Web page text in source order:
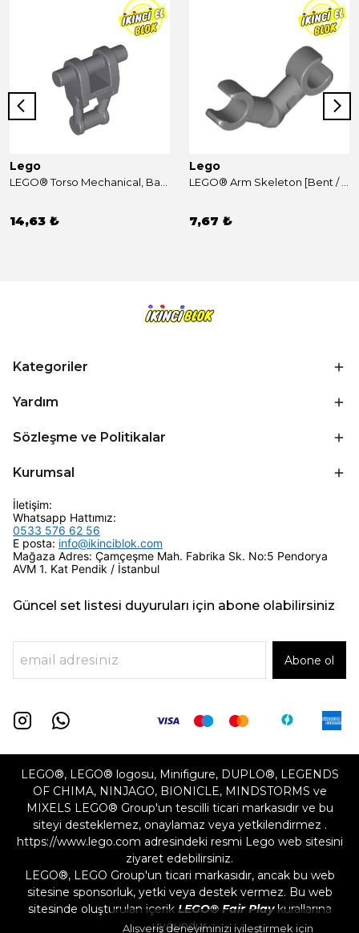
Alışveriş deneyiminizi iyileştirmek için
Lego
14,63 ₺
Lego
7,67 ₺
Kategoriler
Yardım
Sözleşme ve Politikalar
Kurumsal
İletişim:
Whatsapp Hattımız:
0533 576 62 56
E posta: info@ikinciblok.com
Mağaza Adres: Çamçeşme Mah. Fabrika Sk. No:5 Pendorya
AVM 1. Kat Pendik / İstanbul
Güncel set listesi duyuruları için abone olabilirsiniz
Abone ol
LEGO®, LEGO® logosu, Minifigure, DUPLO®, LEGENDS
OF CHIMA, NINJAGO, BIONICLE, MINDSTORMS ve
MIXELS LEGO® Group'un tescilli ticari markasıdır ve bu
siteyi desteklemez, onaylamaz veya yetkilendirmez .
https://www.lego.com adresindeki resmi Lego web sitesini
ziyaret edebilirsiniz.
LEGO®, LEGO Group'un ticari markasıdır, ancak bu web
sitesine sponsorluk, yetki veya destek vermez. Bu web
sitesinde oluşturulan içerik LEGO® Fair Playkurallarına
uygundur